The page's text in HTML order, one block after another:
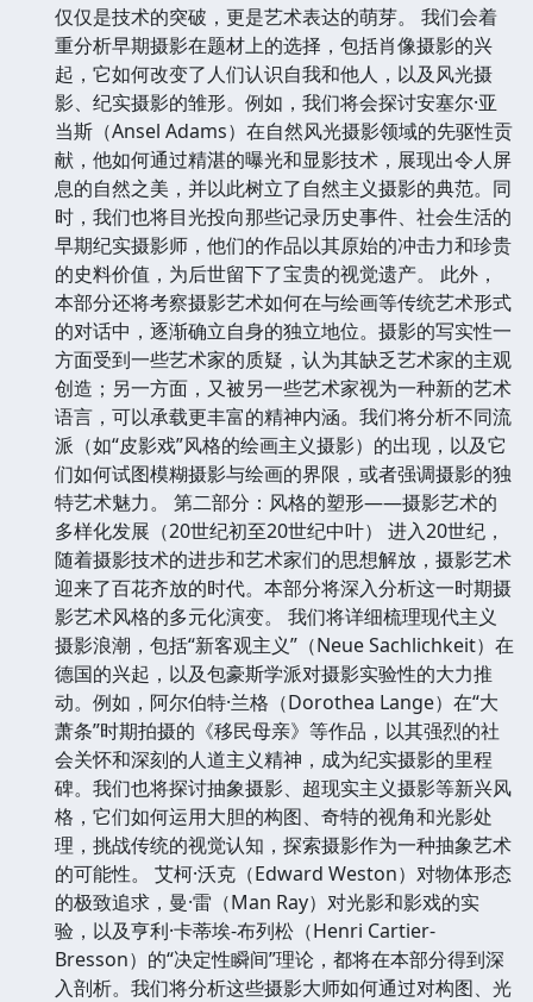
仅仅是技术的突破，更是艺术表达的萌芽。 我们会着
重分析早期摄影在题材上的选择，包括肖像摄影的兴
起，它如何改变了人们认识自我和他人，以及风光摄
影、纪实摄影的雏形。例如，我们将会探讨安塞尔·亚
当斯（Ansel Adams）在自然风光摄影领域的先驱性贡
献，他如何通过精湛的曝光和显影技术，展现出令人屏
息的自然之美，并以此树立了自然主义摄影的典范。同
时，我们也将目光投向那些记录历史事件、社会生活的
早期纪实摄影师，他们的作品以其原始的冲击力和珍贵
的史料价值，为后世留下了宝贵的视觉遗产。 此外，
本部分还将考察摄影艺术如何在与绘画等传统艺术形式
的对话中，逐渐确立自身的独立地位。摄影的写实性一
方面受到一些艺术家的质疑，认为其缺乏艺术家的主观
创造；另一方面，又被另一些艺术家视为一种新的艺术
语言，可以承载更丰富的精神内涵。我们将分析不同流
派（如“皮影戏”风格的绘画主义摄影）的出现，以及它
们如何试图模糊摄影与绘画的界限，或者强调摄影的独
特艺术魅力。 第二部分：风格的塑形——摄影艺术的
多样化发展（20世纪初至20世纪中叶） 进入20世纪，
随着摄影技术的进步和艺术家们的思想解放，摄影艺术
迎来了百花齐放的时代。本部分将深入分析这一时期摄
影艺术风格的多元化演变。 我们将详细梳理现代主义
摄影浪潮，包括“新客观主义”（Neue Sachlichkeit）在
德国的兴起，以及包豪斯学派对摄影实验性的大力推
动。例如，阿尔伯特·兰格（Dorothea Lange）在“大
萧条”时期拍摄的《移民母亲》等作品，以其强烈的社
会关怀和深刻的人道主义精神，成为纪实摄影的里程
碑。我们也将探讨抽象摄影、超现实主义摄影等新兴风
格，它们如何运用大胆的构图、奇特的视角和光影处
理，挑战传统的视觉认知，探索摄影作为一种抽象艺术
的可能性。 艾柯·沃克（Edward Weston）对物体形态
的极致追求，曼·雷（Man Ray）对光影和影戏的实
验，以及亨利·卡蒂埃-布列松（Henri Cartier-
Bresson）的“决定性瞬间”理论，都将在本部分得到深
入剖析。我们将分析这些摄影大师如何通过对构图、光